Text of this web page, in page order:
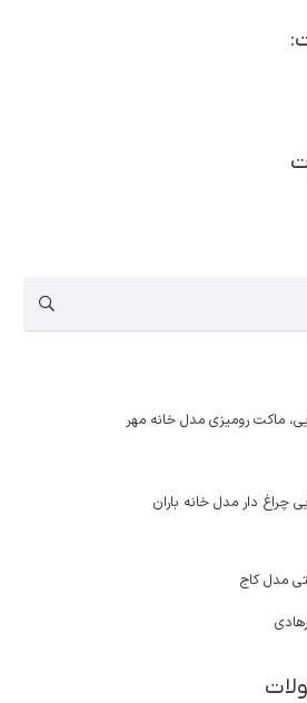
ماکت رومیزی مدل خانه مهر
چراغ‌ دار مدل خانه باران
مدل کاج